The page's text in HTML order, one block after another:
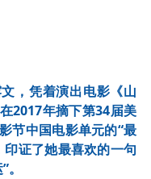
，凭着演出电影《山
2017年摘下第34届美
节中国电影单元的“最
印证了她最喜欢的一句